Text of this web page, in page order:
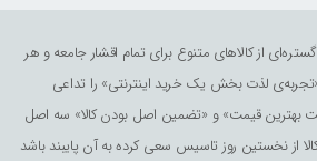
گستره‌ای از کالاهای متنوع برای تمام اقشار جامعه و هر
لذت ‌بخش یک خرید اینترنتی» را تداعی
بهترین قیمت» و «تضمین اصل بودن کالا» سه اصل
از نخستین روز تاسیس سعی کرده به آن پایبند باشد